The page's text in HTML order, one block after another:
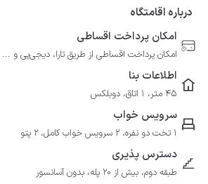
درباره اقامتگاه
امکان پرداخت اقساطی
امکان پرداخت اقساطی از طریق تارا، دیجی‌پی و ...
اطلاعات بنا
45 متر، 1 اتاق، دوبلکس
سرویس خواب
1 تخت دو نفره، 2 سرویس خواب کامل، 2 پتو
دسترس پذیری
طبقه دوم، بیش از 20 پله، بدون آسانسور